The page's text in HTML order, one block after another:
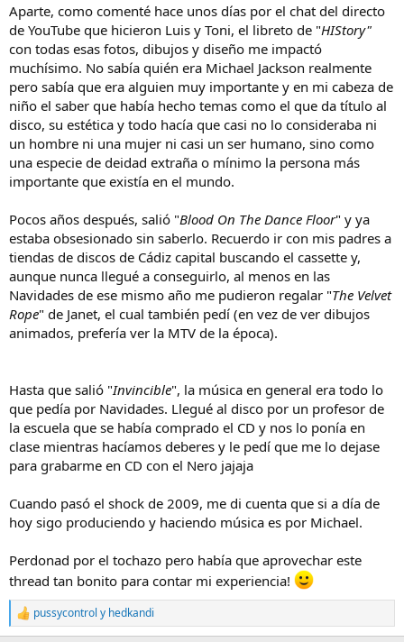
Aparte, como comenté hace unos días por el chat del directo
de YouTube que hicieron Luis y Toni, el libreto de "HIStory"
con todas esas fotos, dibujos y diseño me impactó
muchísimo. No sabía quién era Michael Jackson realmente
pero sabía que era alguien muy importante y en mi cabeza de
niño el saber que había hecho temas como el que da título al
disco, su estética y todo hacía que casi no lo consideraba ni
un hombre ni una mujer ni casi un ser humano, sino como
una especie de deidad extraña o mínimo la persona más
importante que existía en el mundo.
Pocos años después, salió "Blood On The Dance Floor" y ya
estaba obsesionado sin saberlo. Recuerdo ir con mis padres a
tiendas de discos de Cádiz capital buscando el cassette y,
aunque nunca llegué a conseguirlo, al menos en las
Navidades de ese mismo año me pudieron regalar "The Velvet
Rope" de Janet, el cual también pedí (en vez de ver dibujos
animados, prefería ver la MTV de la época).
Hasta que salió "Invincible", la música en general era todo lo
que pedía por Navidades. Llegué al disco por un profesor de
la escuela que se había comprado el CD y nos lo ponía en
clase mientras hacíamos deberes y le pedí que me lo dejase
para grabarme en CD con el Nero jajaja
Cuando pasó el shock de 2009, me di cuenta que si a día de
hoy sigo produciendo y haciendo música es por Michael.
Perdonad por el tochazo pero había que aprovechar este
thread tan bonito para contar mi experiencia!
R
e
pussycontrol y hedkandi